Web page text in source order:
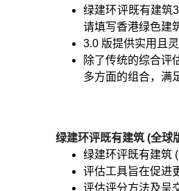
绿建环评既有建筑
请填写香港绿色建
3.0 版提供实用且
除了传统的综合评
多方面的组合，满
绿建环评既有建筑 (全球
绿建环评既有建筑
评估工具旨在促进
评估评分方法及呈